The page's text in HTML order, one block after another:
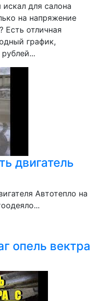
для салона
на напряжение
Есть отличная
график,
двигатель
Автотепло на
опель вектра